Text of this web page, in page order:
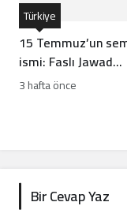
15 Temmuz’un
ismi: Faslı Jawad
Merroun’un hikayesi
Türkiye
3 hafta önce
Bir Cevap Yaz